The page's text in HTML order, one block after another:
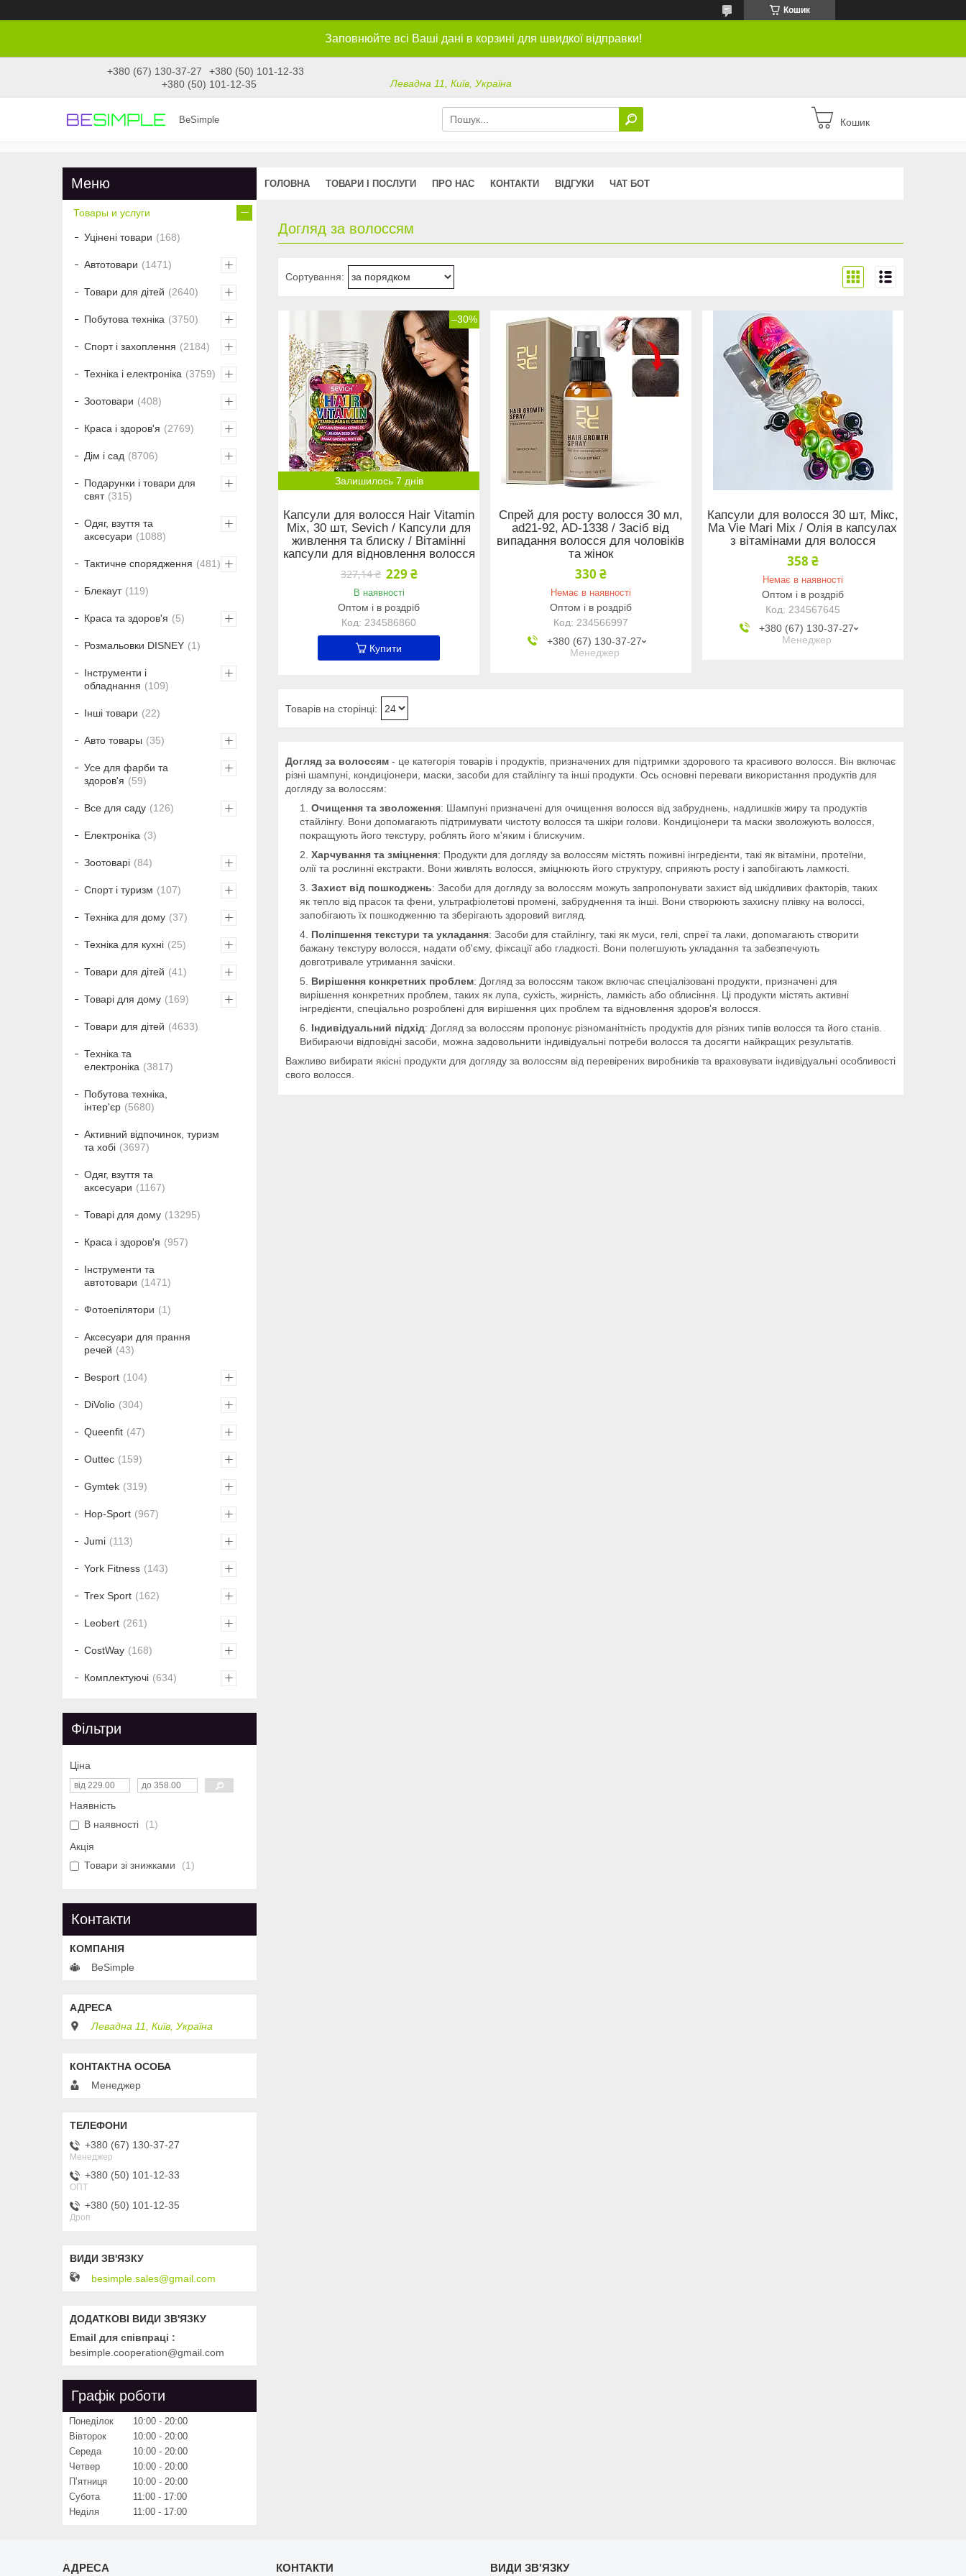
Кошик
Заповнюйте всі Ваші дані в корзині для швидкої відправки!
+380 (67) 130-37-27
+380 (50) 101-12-33
+380 (50) 101-12-35
Левадна 11, Київ, Україна
BeSimple Кошик
ГОЛОВНА ТОВАРИ І ПОСЛУГИ ПРО НАС КОНТАКТИ ВІДГУКИ ЧАТ БОТ
Догляд за волоссям
–30%
Залишилось 7 днів
Капсули для волосся Hair Vitamin
Mix, 30 шт, Sevich / Капсули для
живлення та блиску / Вітамінні
капсули для відновлення волосся
327,14 ₴ 229 ₴
В наявності
Оптом і в роздріб
234586860
Купити
Спрей для росту волосся 30 мл,
ad21-92, AD-1338 / Засіб від
випадання волосся для чоловіків
та жінок
330 ₴
Немає в наявності
Оптом і в роздріб
234566997
+380 (67) 130-37-27
Менеджер
Капсули для волосся 30 шт, Мікс,
Ma Vie Mari Mix / Олія в капсулах
з вітамінами для волосся
358 ₴
Немає в наявності
Оптом і в роздріб
234567645
+380 (67) 130-37-27
Менеджер
Догляд за волоссям - це категорія товарів і продуктів, призначених для підтримки здорового та красивого волосся. Він включає
різні шампуні, кондиціонери, маски, засоби для стайлінгу та інші продукти. Ось основні переваги використання продуктів для
догляду за волоссям:
Очищення та зволоження: Шампуні призначені для очищення волосся від забруднень, надлишків жиру та продуктів
стайлінгу. Вони допомагають підтримувати чистоту волосся та шкіри голови. Кондиціонери та маски зволожують волосся,
покращують його текстуру, роблять його м'яким і блискучим.
Харчування та зміцнення: Продукти для догляду за волоссям містять поживні інгредієнти, такі як вітаміни, протеїни,
олії та рослинні екстракти. Вони живлять волосся, зміцнюють його структуру, сприяють росту і запобігають ламкості.
Захист від пошкоджень: Засоби для догляду за волоссям можуть запропонувати захист від шкідливих факторів, таких
як тепло від прасок та фени, ультрафіолетові промені, забруднення та інші. Вони створюють захисну плівку на волоссі,
запобігають їх пошкодженню та зберігають здоровий вигляд.
Поліпшення текстури та укладання: Засоби для стайлінгу, такі як муси, гелі, спреї та лаки, допомагають створити
бажану текстуру волосся, надати об'єму, фіксації або гладкості. Вони полегшують укладання та забезпечують
довготривале утримання зачіски.
Вирішення конкретних проблем: Догляд за волоссям також включає спеціалізовані продукти, призначені для
вирішення конкретних проблем, таких як лупа, сухість, жирність, ламкість або облисіння. Ці продукти містять активні
інгредієнти, спеціально розроблені для вирішення цих проблем та відновлення здоров'я волосся.
Індивідуальний підхід: Догляд за волоссям пропонує різноманітність продуктів для різних типів волосся та його станів.
Вибираючи відповідні засоби, можна задовольнити індивідуальні потреби волосся та досягти найкращих результатів.
Важливо вибирати якісні продукти для догляду за волоссям від перевірених виробників та враховувати індивідуальні особливості
свого волосся.
Товары и услуги
Уцінені товари 168
Автотовари 1471
Товари для дітей 2640
Побутова техніка 3750
Спорт і захоплення 2184
Техніка і електроніка 3759
Зоотовари 408
Краса і здоров'я 2769
Дім і сад 8706
Подарунки і товари для
свят
315
Одяг, взуття та
аксесуари
1088
Тактичне спорядження 481
Блекаут 119
Краса та здоров'я 5
Розмальовки DISNEY 1
Інструменти і
обладнання
109
Інші товари 22
Авто товары 35
Усе для фарби та
здоров'я
59
Все для саду 126
Електроніка 3
Зоотоварі 84
Спорт і туризм 107
Техніка для дому 37
Техніка для кухні 25
Товари для дітей 41
Товарі для дому 169
Товари для дітей 4633
Техніка та
електроніка
3817
Побутова техніка,
інтер'єр
5680
Активний відпочинок, туризм
та хобі
3697
Одяг, взуття та
аксесуари
1167
Товарі для дому 13295
Краса і здоров'я 957
Інструменти та
автотовари
1471
Фотоепілятори 1
Аксесуари для прання
речей
43
Besport 104
DiVolio 304
Queenfit 47
Outtec 159
Gymtek 319
Hop-Sport 967
Jumi 113
York Fitness 143
Trex Sport 162
Leobert 261
CostWay 168
Комплектуючі 634
Фільтри
Ціна
Наявність
В наявності
1
Акція
Товари зі знижками
1
Контакти
BeSimple
Левадна 11, Київ, Україна
Менеджер
+380 (67) 130-37-27
Менеджер
+380 (50) 101-12-33
ОПТ
+380 (50) 101-12-35
Дроп
besimple.sales@gmail.com
Email для співпраці
besimple.cooperation@gmail.com
Графік роботи
Понеділок 10:00
20:00
Вівторок
10:00
20:00
Середа
10:00
20:00
Четвер
10:00
20:00
Пʼятниця
10:00
20:00
Субота
11:00
17:00
Неділя
11:00 17:00